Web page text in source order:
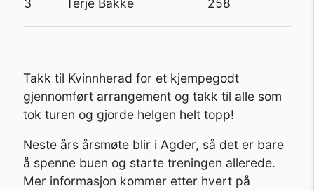
3 Terje Bakke 258
Takk til Kvinnherad for et kjempegodt
gjennomført arrangement og takk til alle som
tok turen og gjorde helgen helt topp!
Neste års årsmøte blir i Agder, så det er bare
å spenne buen og starte treningen allerede.
Mer informasjon kommer etter hvert på